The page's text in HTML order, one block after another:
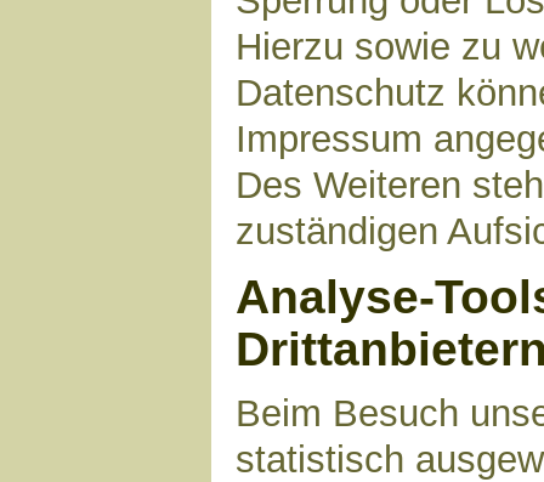
Hierzu sowie zu
Datenschutz
Impressum
Des Weiteren
zuständigen
Analyse-
Beim Besuch
statistisch